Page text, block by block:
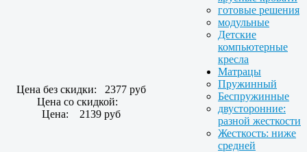
Цена без скидки:
2377 руб
Цена со скидкой:
Цена:
2139 руб
готовые решения
модульные
Детские
компьютерные
кресла
Матрацы
Пружинный
Беспружинные
двусторонние:
разной жесткости
Жесткость: ниже
средней